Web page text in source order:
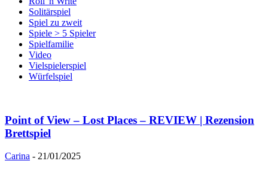
Solitärspiel
Spiel zu zweit
Spiele > 5 Spieler
Spielfamilie
Video
Vielspielerspiel
Würfelspiel
Point of View – Lost Places – REVIEW | Rezension
Brettspiel
Carina - 21/01/2025